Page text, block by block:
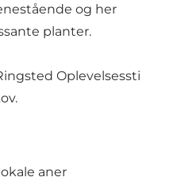
og her
planter.
Oplevelsessti
aner